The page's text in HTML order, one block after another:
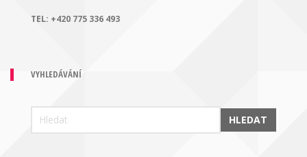
TEL: +420 775 336 493
VYHLEDÁVÁNÍ
HLEDAT